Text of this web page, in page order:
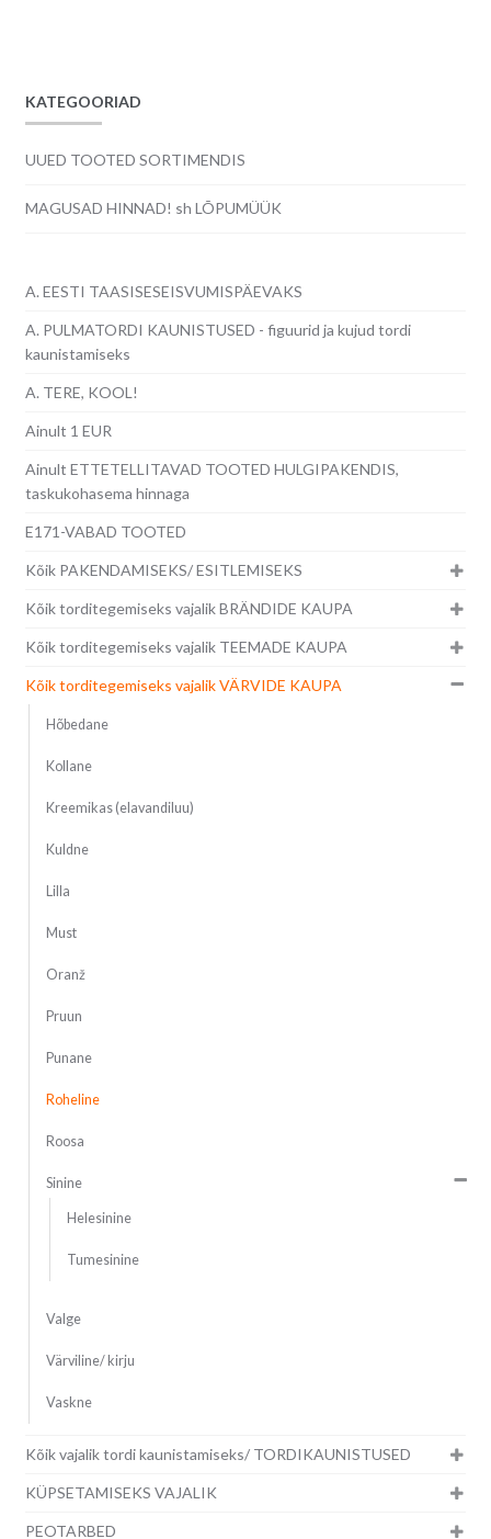
KATEGOORIAD
UUED TOOTED SORTIMENDIS
MAGUSAD HINNAD! sh LÕPUMÜÜK
A. EESTI TAASISESEISVUMISPÄEVAKS
A. PULMATORDI KAUNISTUSED - figuurid ja kujud tordi
kaunistamiseks
A. TERE, KOOL!
Ainult 1 EUR
Ainult ETTETELLITAVAD TOOTED HULGIPAKENDIS,
taskukohasema hinnaga
E171-VABAD TOOTED
Kõik PAKENDAMISEKS/ ESITLEMISEKS
Kõik torditegemiseks vajalik BRÄNDIDE KAUPA
Kõik torditegemiseks vajalik TEEMADE KAUPA
Kõik torditegemiseks vajalik VÄRVIDE KAUPA
Hõbedane
Kollane
Kreemikas (elavandiluu)
Kuldne
Lilla
Must
Oranž
Pruun
Punane
Roheline
Roosa
Sinine
Helesinine
Tumesinine
Valge
Värviline/ kirju
Vaskne
Kõik vajalik tordi kaunistamiseks/ TORDIKAUNISTUSED
KÜPSETAMISEKS VAJALIK
PEOTARBED